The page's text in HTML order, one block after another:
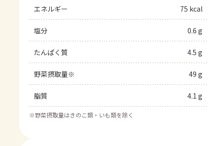
エネルギー 75 kcal
塩分 0.6 g
たんぱく質 4.5 g
野菜摂取量※ 49 g
脂質 4.1 g
※野菜摂取量はきのこ類・いも類を除く